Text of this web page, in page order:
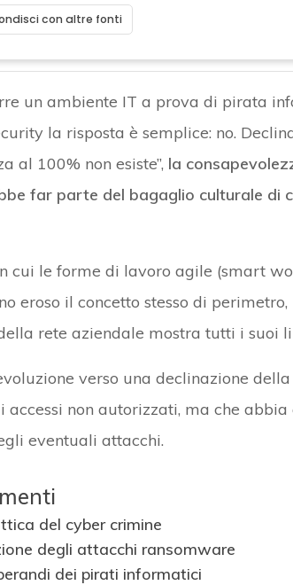
con altre fonti
un ambiente IT a prova di pirata
la risposta è semplice: no.
al 100% non esiste”, la
far parte del bagaglio culturale di
cui le forme di lavoro agile (smart
eroso il concetto stesso di perimetro,
rete aziendale mostra tutti i suoi
verso una declinazione
accessi non autorizzati, ma che
eventuali attacchi.
del cyber crimine
degli attacchi ransomware
dei pirati informatici